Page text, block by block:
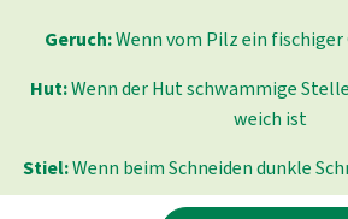
Geruch:Wenn vom Pilz ein
Hut:Wenn der Hut schwammige
weich ist
Stiel:Wenn beim Schneiden dunkle